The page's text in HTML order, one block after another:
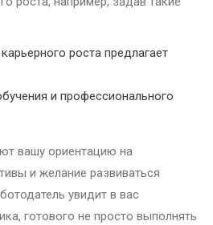
роста предлагает
и профессионального
вашу ориентацию на
и желание развиваться
увидит в вас
готового не просто выполнять